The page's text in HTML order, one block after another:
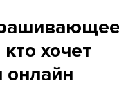
хочет